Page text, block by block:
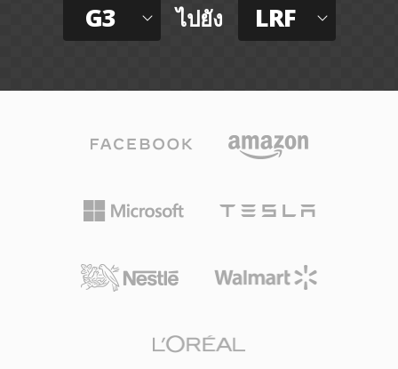
G3 ไปยัง LRF